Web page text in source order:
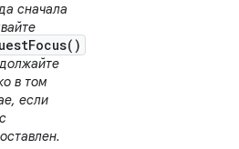
сначала
в том
если